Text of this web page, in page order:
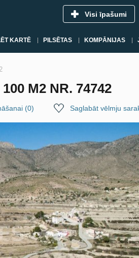
Visi īpašumi
KARTĒ PILSĒTAS KOMPĀNIJAS
M2 NR. 74742
(0) Saglabāt vēlmju